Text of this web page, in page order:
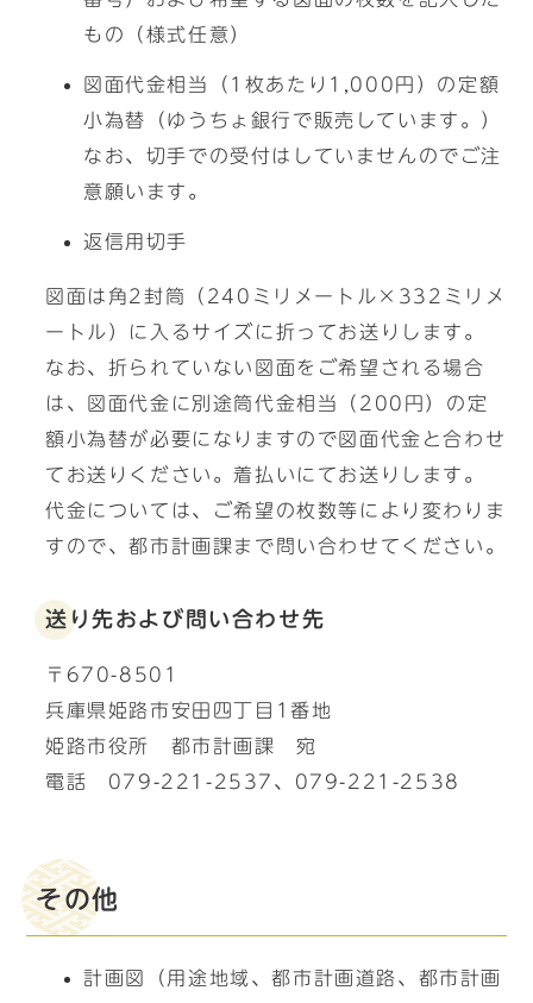
もの（様式任意）
図面代金相当（1枚あたり1,000円）の定額
小為替（ゆうちょ銀行で販売しています。）
なお、切手での受付はしていませんのでご注
意願います。
返信用切手
図面は角2封筒（240ミリメートル×332ミリメ
ートル）に入るサイズに折ってお送りします。
なお、折られていない図面をご希望される場合
は、図面代金に別途筒代金相当（200円）の定
額小為替が必要になりますので図面代金と合わせ
てお送りください。着払いにてお送りします。
代金については、ご希望の枚数等により変わりま
すので、都市計画課まで問い合わせてください。
送り先および問い合わせ先
〒670-8501
兵庫県姫路市安田四丁目1番地
姫路市役所 都市計画課 宛
電話 079-221-2537、079-221-2538
その他
計画図（用途地域、都市計画道路、都市計画